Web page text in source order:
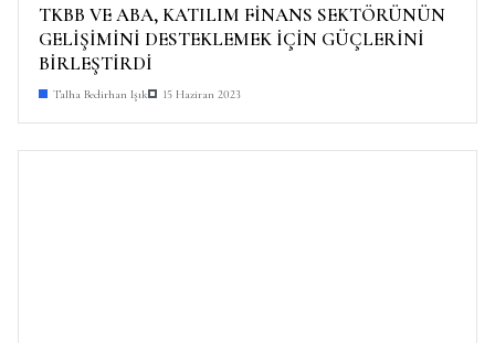
TKBB VE ABA, KATILIM FİNANS SEKTÖRÜNÜN
GELİŞİMİNİ DESTEKLEMEK İÇİN GÜÇLERİNİ
BİRLEŞTİRDİ
Talha Bedirhan Işık 15 Haziran 2023